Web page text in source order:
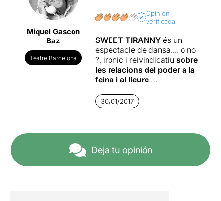
Miquel Gascon
Baz
Teatre Barcelona
Opinión
verificada
SWEET TIRANNYés un
espectacle de dansa.... o no
?, irònic i reivindicatiu sobre
les relacions del poder a la
feina i al lleure.
Forma part de la trilogia
Sweet Suites
Sweet Fever(presentada a
Sweet Tirannyi una propera
en preparació anomenada
Sweet Precarity.
30/01/2017
Deja tu opinión